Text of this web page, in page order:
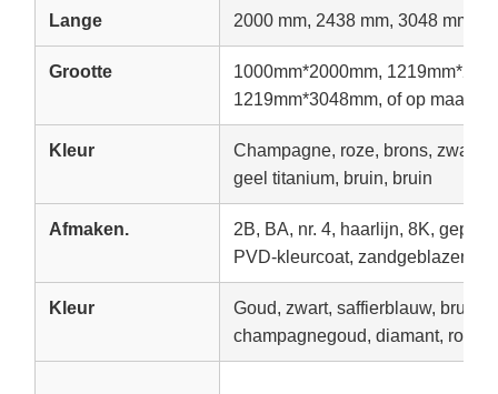
Lange 2000 mm, 2438 mm, 3048 mm of
Grootte
1000mm*2000mm,
1219mm*3048mm, of op maat
Kleur
Champagne, roze, brons, zwart
geel titanium, bruin, bruin
Afmaken.
2B, BA, nr. 4, haarlijn, 8K,
PVD-kleurcoat, zandgeblazen,
Kleur
Goud, zwart, saffierblauw, bruin,
champagnegoud, diamant,